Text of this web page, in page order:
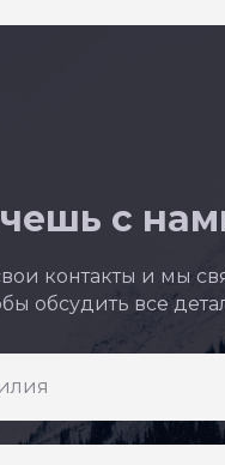
с
контакты и мы
обсудить все